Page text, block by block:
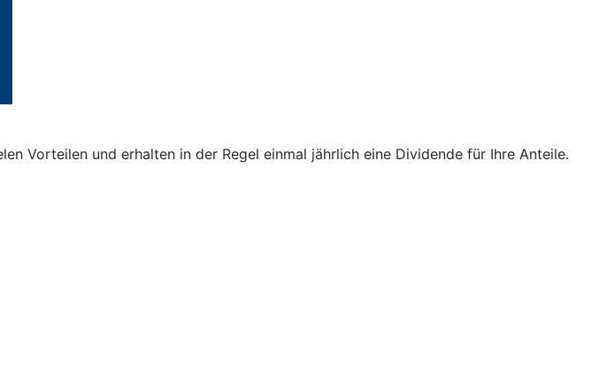
Vorteilen und erhalten in der Regel einmal jährlich eine Dividende für Ihre Anteile.